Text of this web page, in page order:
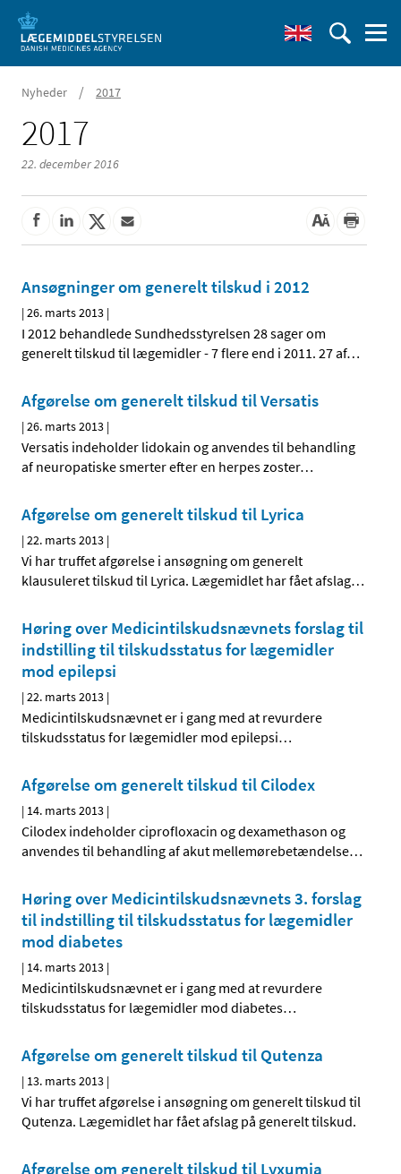
Nyheder / 2017
2017
22. december 2016
Ansøgninger om generelt tilskud i 2012
|26. marts 2013 |
I 2012 behandlede Sundhedsstyrelsen 28 sager om
generelt tilskud til lægemidler - 7 flere end i 2011. 27 af…
Afgørelse om generelt tilskud til Versatis
|26. marts 2013 |
Versatis indeholder lidokain og anvendes til behandling
af neuropatiske smerter efter en herpes zoster…
Afgørelse om generelt tilskud til Lyrica
|22. marts 2013 |
Vi har truffet afgørelse i ansøgning om generelt
klausuleret tilskud til Lyrica. Lægemidlet har fået afslag…
Høring over Medicintilskuds­nævnets forslag til
indstilling til tilskudsstatus for lægemidler
mod epilepsi
|22. marts 2013 |
Medicintilskudsnævnet er i gang med at revurdere
tilskudsstatus for lægemidler mod epilepsi…
Afgørelse om generelt tilskud til Cilodex
| 14. marts 2013 |
Cilodex indeholder ciprofloxacin og dexamethason og
anvendes til behandling af akut mellemørebetændelse…
Høring over Medicintilskuds­nævnets 3. forslag
til indstilling til tilskudsstatus for lægemidler
mod diabetes
| 14. marts 2013 |
Medicintilskudsnævnet er i gang med at revurdere
tilskudsstatus for lægemidler mod diabetes…
Afgørelse om generelt tilskud til Qutenza
| 13. marts 2013 |
Vi har truffet afgørelse i ansøgning om generelt tilskud til
Qutenza. Lægemidlet har fået afslag på generelt tilskud.
Afgørelse om generelt tilskud til Lyxumia